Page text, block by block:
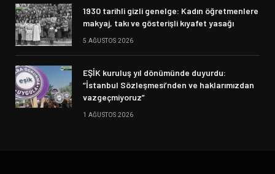
1930 tarihli gizli genelge: Kadın öğretmenlere
makyaj, takı ve gösterişli kıyafet yasağı
5 AĞUSTOS 2026
EŞİK kuruluş yıl dönümünde duyurdu:
“İstanbul Sözleşmesi’nden ve haklarımızdan
vazgeçmiyoruz”
1 AĞUSTOS 2026